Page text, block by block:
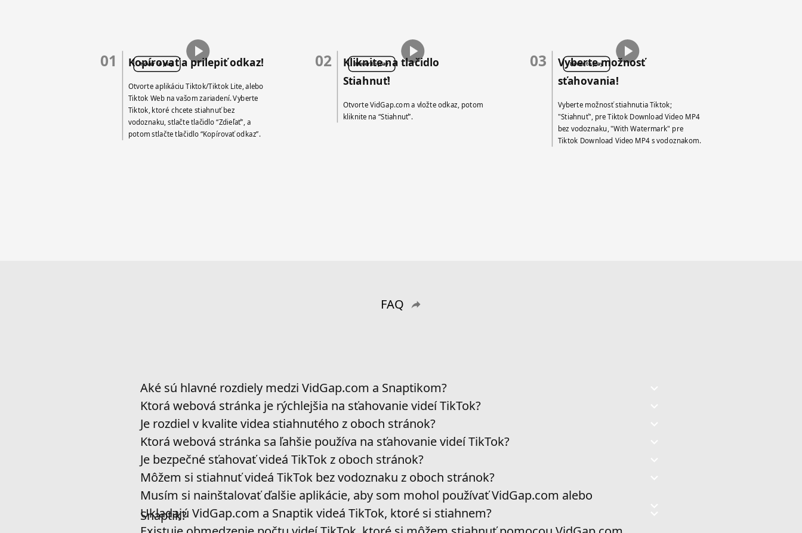
01 Hover to play
Kopírovať a prilepiť odkaz!
Otvorte aplikáciu Tiktok/Tiktok Lite, alebo
Tiktok Web na vašom zariadení. Vyberte
Tiktok, ktoré chcete stiahnuť bez
vodoznaku, stlačte tlačidlo “Zdieľať”, a
potom stlačte tlačidlo “Kopírovať odkaz”.
02 Hover to play
Kliknite na tlačidlo
Stiahnuť!
Otvorte VidGap.com a vložte odkaz, potom
kliknite na “Stiahnuť”.
03 Hover to play
Vyberte možnosť
sťahovania!
Vyberte možnosť stiahnutia Tiktok;
"Stiahnuť", pre Tiktok Download Video MP4
bez vodoznaku, "With Watermark" pre
Tiktok Download Video MP4 s vodoznakom.
FAQ
Aké sú hlavné rozdiely medzi VidGap.com a Snaptikom?
Ktorá webová stránka je rýchlejšia na sťahovanie videí TikTok?
Je rozdiel v kvalite videa stiahnutého z oboch stránok?
Ktorá webová stránka sa ľahšie používa na sťahovanie videí TikTok?
Je bezpečné sťahovať videá TikTok z oboch stránok?
Môžem si stiahnuť videá TikTok bez vodoznaku z oboch stránok?
Musím si nainštalovať ďalšie aplikácie, aby som mohol používať VidGap.com alebo
Snaptik?
Ukladajú VidGap.com a Snaptik videá TikTok, ktoré si stiahnem?